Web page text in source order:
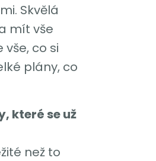
Skvělá
mít vše
co si
plány, co
které se už
než to